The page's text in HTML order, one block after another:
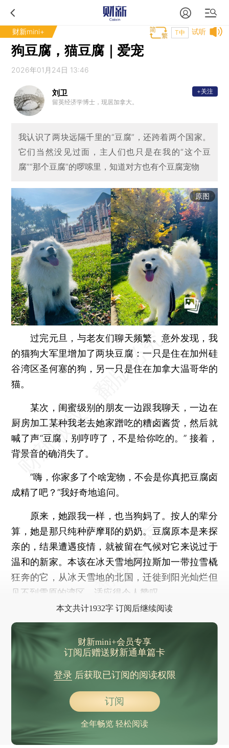
财新mini+ 试听
T中
狗豆腐，猫豆腐｜爱宠
2026年01月24日 13:46
刘卫
留英经济学博士，现居加拿大。
+关注
我认识了两块远隔千里的“豆腐”，还跨着两个国家。
它们当然没见过面，主人们也只是在我的“这个豆
腐”“那个豆腐”的啰嗦里，知道对方也有个豆腐宠物
原图
过完元旦，与老友们聊天频繁。意外发现，我
的猫狗大军里增加了两块豆腐：一只是住在加州硅
谷湾区圣何塞的狗，另一只是住在加拿大温哥华的
猫。
某次，闺蜜级别的朋友一边跟我聊天，一边在
厨房加工某种我老去她家蹭吃的糟卤酱货，然后就
喊了声“豆腐，别哼哼了，不是给你吃的。” 接着，
背景音的确消失了。
“嗨，你家多了个啥宠物，不会是你真把豆腐卤
成精了吧？”我好奇地追问。
原来，她跟我一样，也当狗妈了。按人的辈分
算，她是那只纯种萨摩耶的奶奶。豆腐原本是来探
亲的，结果遭遇疫情，就被留在气候对它来说过于
温和的新家。本该在冰天雪地阿拉斯加一带拉雪橇
狂奔的它，从冰天雪地的北国，迁徙到阳光灿烂但
见不到雪原的湾区，适应得令人赞叹。
本文共计1932字 订阅后继续阅读
财新mini+会员专享
订阅后赠送财新通单篇卡
登录后获取已订阅的阅读权限
订阅
全年畅览 轻松阅读